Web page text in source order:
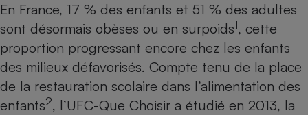
En France, 17 % des enfants et 51 % des adultes
sont désormais obèses ou en surpoids1, cette
proportion progressant encore chez les enfants
des milieux défavorisés. Compte tenu de la place
de la restauration scolaire dans l’alimentation des
enfants2, l’UFC-Que Choisir a étudié en 2013, la
Complément
alimentaire
Assurance emprunteur
Gros électroménager
Petit électroménager -
Téléphonie
Mutuelle